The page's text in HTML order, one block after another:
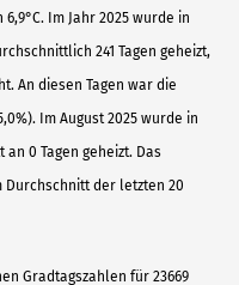
Im Jahr 2025 wurde in
241 Tagen geheizt,
An diesen Tagen war die
Im August 2025 wurde in
0 Tagen geheizt. Das
Durchschnitt der letzten 20
Gradtagszahlen für 23669